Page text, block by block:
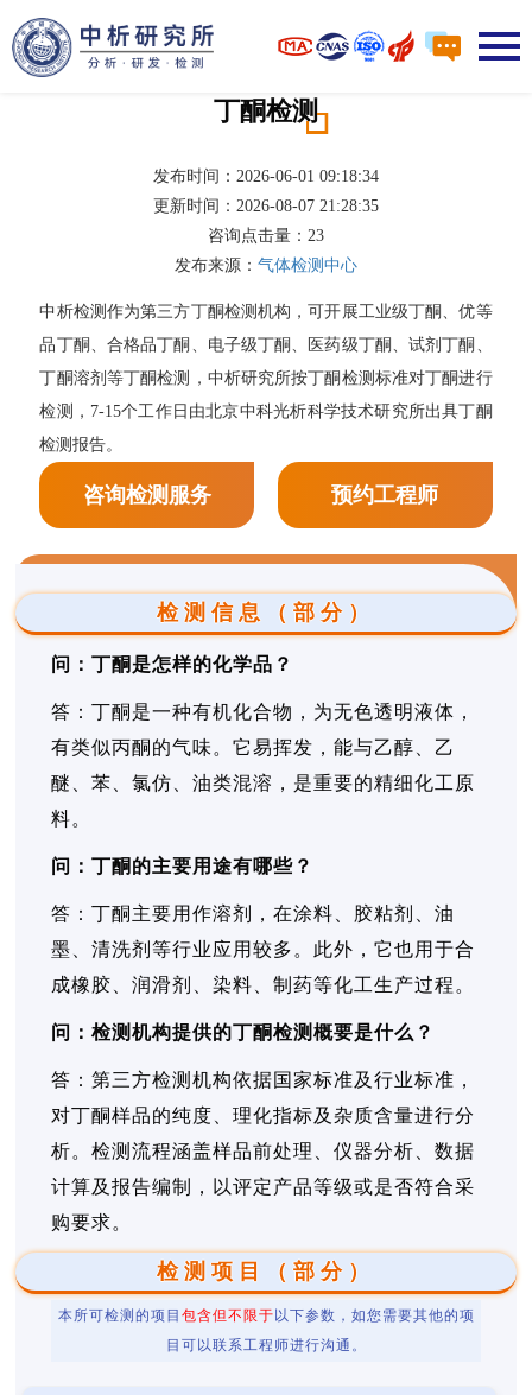
丁酮检测
发布时间：2026-06-01 09:18:34
更新时间：2026-08-07 21:28:35
咨询点击量： 23
发布来源： 气体检测中心
中析检测作为第三方丁酮检测机构，可开展工业级丁酮、优等
品丁酮、合格品丁酮、电子级丁酮、医药级丁酮、试剂丁酮、
丁酮溶剂等丁酮检测，中析研究所按丁酮检测标准对丁酮进行
检测，7-15个工作日由北京中科光析科学技术研究所出具丁酮
检测报告。
咨询检测服务 预约工程师
检测信息（部分）
问：丁酮是怎样的化学品？
答：丁酮是一种有机化合物，为无色透明液体，
有类似丙酮的气味。它易挥发，能与乙醇、乙
醚、苯、氯仿、油类混溶，是重要的精细化工原
料。
问：丁酮的主要用途有哪些？
答：丁酮主要用作溶剂，在涂料、胶粘剂、油
墨、清洗剂等行业应用较多。此外，它也用于合
成橡胶、润滑剂、染料、制药等化工生产过程。
问：检测机构提供的丁酮检测概要是什么？
答：第三方检测机构依据国家标准及行业标准，
对丁酮样品的纯度、理化指标及杂质含量进行分
析。检测流程涵盖样品前处理、仪器分析、数据
计算及报告编制，以评定产品等级或是否符合采
购要求。
检测项目（部分）
本所可检测的项目 包含但不限于 以下参数，如您需要其他的项
目可以联系工程师进行沟通。